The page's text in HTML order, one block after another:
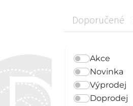
Doporučené
Akce
Novinka
Výprodej
Doprodej